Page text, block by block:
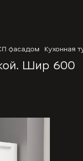
фасадом Кухонная
Шир 600